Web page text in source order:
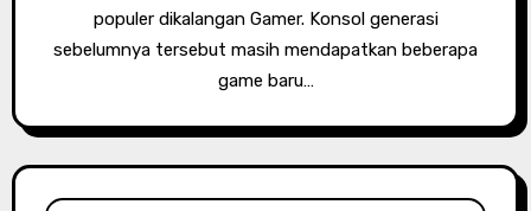
populer dikalangan Gamer. Konsol generasi
sebelumnya tersebut masih mendapatkan beberapa
game baru…